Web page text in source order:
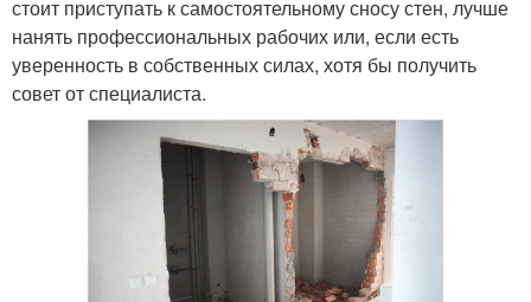
стоит приступать к самостоятельному сносу стен, лучше
нанять профессиональных рабочих или, если есть
уверенность в собственных силах, хотя бы получить
совет от специалиста.